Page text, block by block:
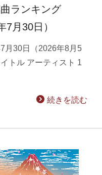
ランキング
7月30日）
月30日（2026年8月5
トル アーティスト 1
続きを読む